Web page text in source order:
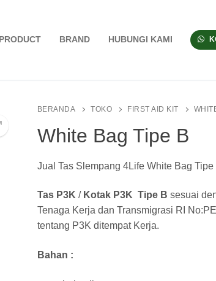
PRODUCT BRAND HUBUNGI KAMI
BERANDA TOKO FIRST AID KIT
White Bag Tipe B
Jual Tas Slempang 4Life White Bag Tipe
Tas P3K / Kotak P3K Tipe B sesuai
Tenaga Kerja dan Transmigrasi RI
tentang P3K ditempat Kerja.
Bahan :